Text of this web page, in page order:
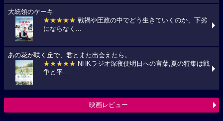
大統領のケーキ
★★★★★ 戦禍や圧政の中でどう生きていくのか、下劣
にならなく...
あの花が咲く丘で、君とまた出会えたら。
★★★★★ NHKラジオ深夜便明日への言葉,夏の特集は戦
争と平...
映画レビュー